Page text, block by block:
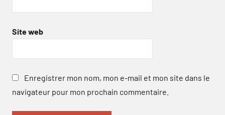
Site web
Enregistrer mon nom, mon e-mail et mon site dans le
navigateur pour mon prochain commentaire.